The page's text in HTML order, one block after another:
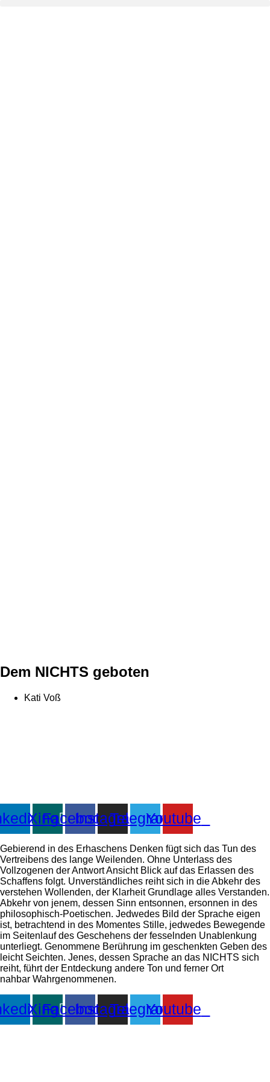
Dem NICHTS geboten
Kati Voß
XingFacebookInstagram
TelegramYoutube
Gebierend in des Erhaschens Denken fügt sich das Tun des
Vertreibens des lange Weilenden. Ohne Unterlass des
Vollzogenen der Antwort Ansicht Blick auf das Erlassen des
Schaffens folgt. Unverständliches reiht sich in die Abkehr des
verstehen Wollenden, der Klarheit Grundlage alles Verstanden.
Abkehr von jenem, dessen Sinn entsonnen, ersonnen in des
philosophisch-Poetischen. Jedwedes Bild der Sprache eigen
ist, betrachtend in des Momentes Stille, jedwedes Bewegende
im Seitenlauf des Geschehens der fesselnden Unablenkung
unterliegt. Genommene Berührung im geschenkten Geben des
leicht Seichten. Jenes, dessen Sprache an das NICHTS sich
reiht, führt der Entdeckung andere Ton und ferner Ort
nahbar Wahrgenommenen.
XingFacebookInstagram
TelegramYoutube